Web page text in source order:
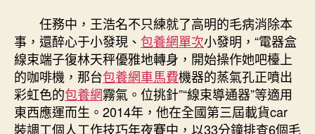
任務中，王浩名不只練就了高明的毛病消除本
事，還醉心于小發現、 包養網單次小發明，“電器盒
線束端子復林天秤優雅地轉身，開始操作她吧檯上
的咖啡機，那台包養網車馬費機器的蒸氣孔正噴出
彩虹色的包養網霧氣。位挑針”“線束導通器”等適用
東西應運而生。2014年，他在全國第三屆載貨car
裝調工個人工作技巧年夜賽中，以33分鐘排查6個毛